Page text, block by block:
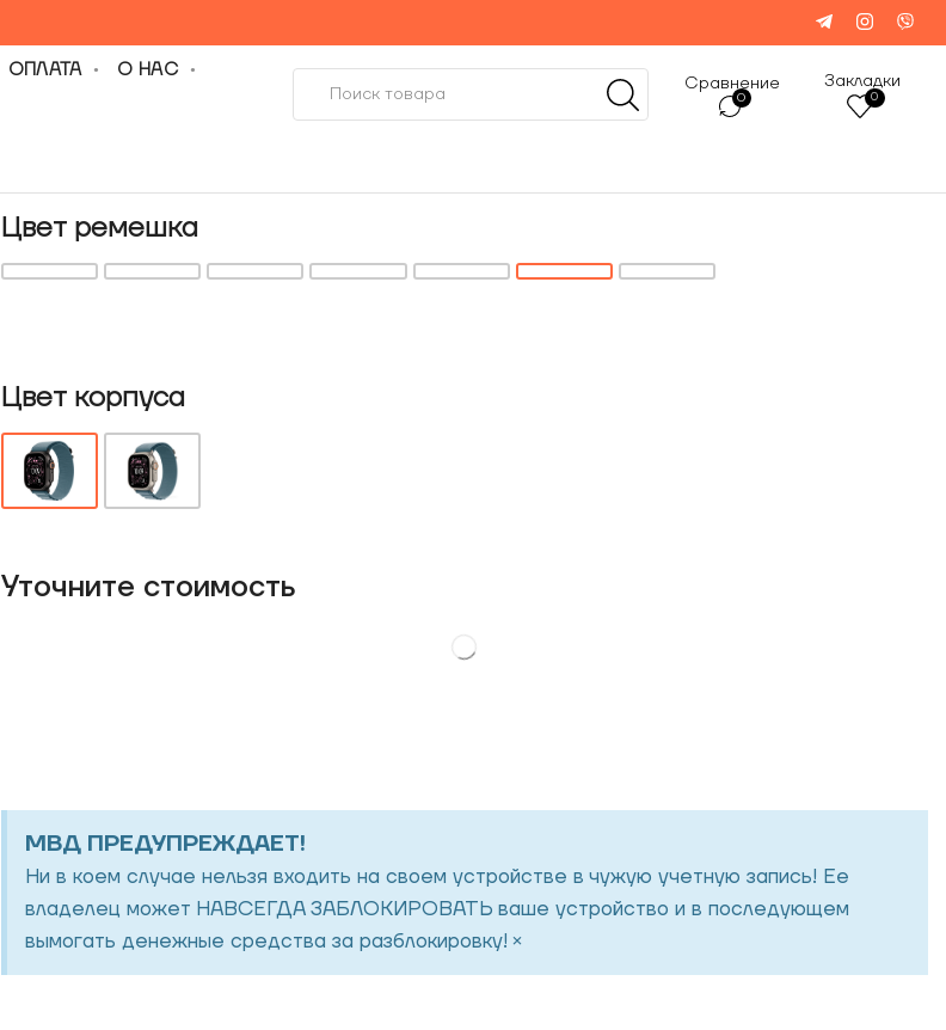
ОПЛАТА О НАС
Сравнение
0
Закладки
0
Цвет ремешка
Цвет корпуса
Уточнитe стоимость
МВД ПРЕДУПРЕЖДАЕТ!
Ни в коем случае нельзя входить на своем устройстве в чужую учетную запись! Ее
владелец может НАВСЕГДА ЗАБЛОКИРОВАТЬ ваше устройство и в последующем
вымогать денежные средства за разблокировку! ×